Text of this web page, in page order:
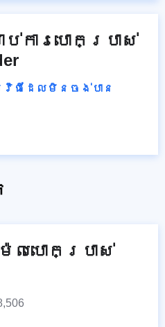
ប់ការបោកប្រាស់
ធីដែលមិនចង់បាន
ែលបោកប្រាស់